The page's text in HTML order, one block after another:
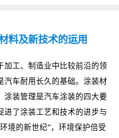
料及新技术的运用
加工、制造业中比较前沿的领
汽车耐用长久的基础。涂装材
涂装管理是汽车涂装的四大要
进了涂装工艺和技术的进步与
境的新世纪”，环境保护倍受